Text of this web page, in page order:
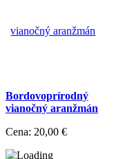
Bordovoprírodný
vianočný aranžmán
Cena: 20,00 €